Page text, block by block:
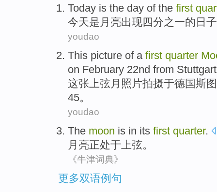
Today is the day of the first
今天是 月亮出现四分之一的 日子
youdao
This picture of a first quarter
on February 22nd from Stuttgart
这张上弦月 照片拍摄于德国斯
45。
youdao
The moon is in its first quarter.
月亮正处于 上弦。
《牛津词典》
更多双语例句